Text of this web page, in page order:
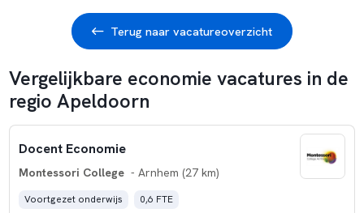
Terug naar vacatureoverzicht
Vergelijkbare economie vacatures in de
regio Apeldoorn
Docent Economie
Montessori College - Arnhem (27 km)
Voortgezet onderwijs 0,6 FTE